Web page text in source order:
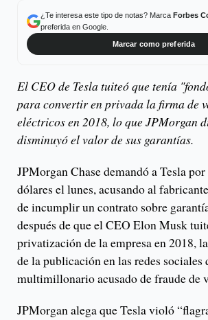
¿Te interesa este tipo de notas? Marca Forbes
preferida en Google.
Marcar como preferida
El CEO de Tesla tuiteó que tenía
para convertir en privada la firma de
eléctricos en 2018, lo que JPMorgan
disminuyó el valor de sus garantías.
JPMorgan Chase demandó a Tesla
dólares el lunes, acusando al
de incumplir un contrato sobre
después de que el CEO Elon Musk
privatización de la empresa en 2018,
de la publicación en las redes sociales
multimillonario acusado de fraude de
JPMorgan alega que Tesla violó